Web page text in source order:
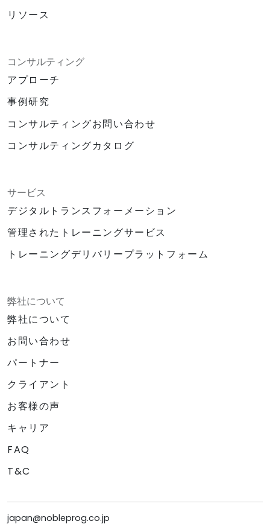
リソース
コンサルティング
アプローチ
事例研究
コンサルティングお問い合わせ
コンサルティングカタログ
サービス
デジタルトランスフォーメーション
管理されたトレーニングサービス
トレーニングデリバリープラットフォーム
弊社について
弊社について
お問い合わせ
パートナー
クライアント
お客様の声
キャリア
FAQ
T&C
japan@nobleprog.co.jp